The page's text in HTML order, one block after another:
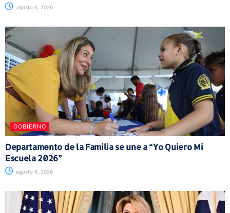
agosto 6, 2026
GOBIERNO
Departamento de la Familia se une a “Yo Quiero Mi
Escuela 2026”
agosto 6, 2026